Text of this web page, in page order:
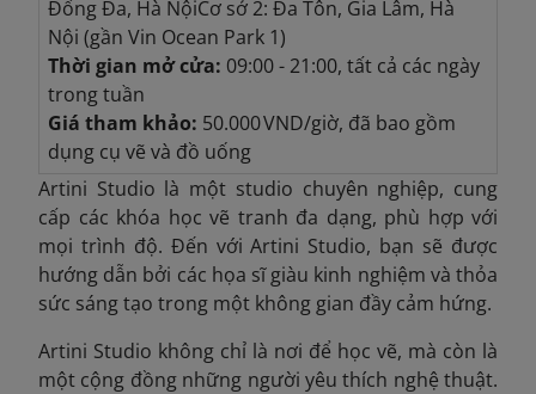
Đống Đa, Hà NộiCơ sở 2: Đa Tôn, Gia Lâm, Hà
Nội (gần Vin Ocean Park 1)
Thời gian mở cửa: 09:00 - 21:00, tất cả các ngày
trong tuần
Giá tham khảo: 50.000 VND/giờ, đã bao gồm
dụng cụ vẽ và đồ uống
Artini Studio là một studio chuyên nghiệp, cung
cấp các khóa học vẽ tranh đa dạng, phù hợp với
mọi trình độ. Đến với Artini Studio, bạn sẽ được
hướng dẫn bởi các họa sĩ giàu kinh nghiệm và thỏa
sức sáng tạo trong một không gian đầy cảm hứng.
Artini Studio không chỉ là nơi để học vẽ, mà còn là
một cộng đồng những người yêu thích nghệ thuật.